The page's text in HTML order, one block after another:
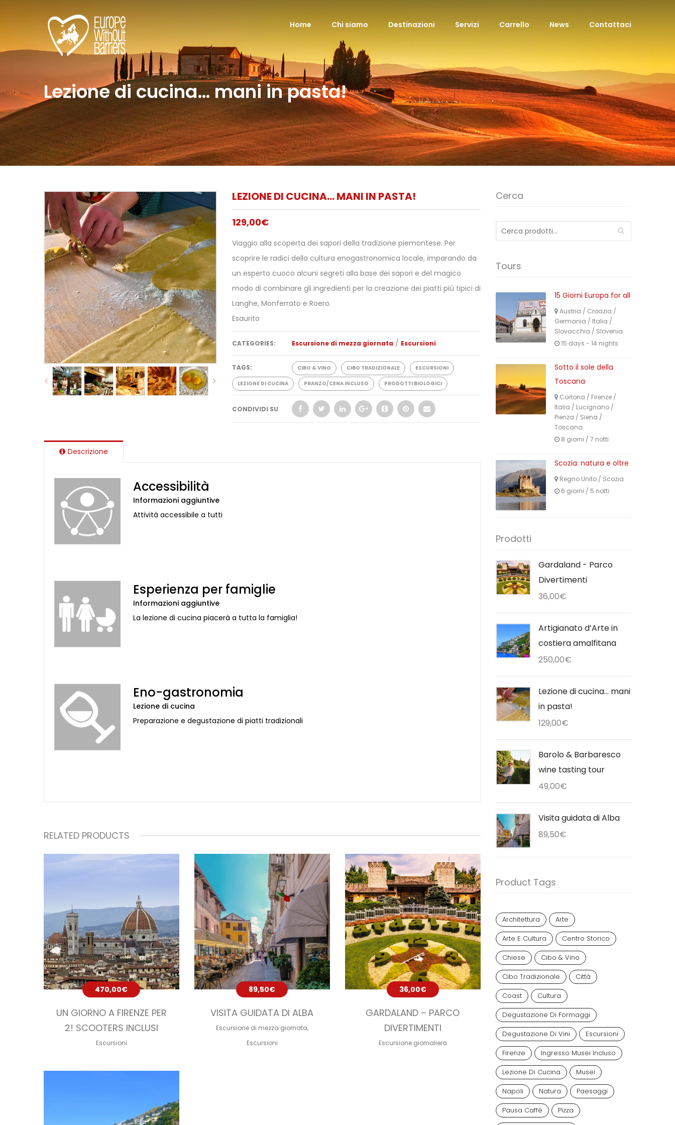
Home Chi siamo Destinazioni Servizi Carrello News Contattaci
Lezione di cucina… mani in pasta!
LEZIONE DI CUCINA… MANI IN PASTA!
129,00€
Viaggio alla scoperta dei sapori della tradizione piemontese. Per
scoprire le radici della cultura enogastronomica locale, imparando da
un esperto cuoco alcuni segreti alla base dei sapori e del magico
modo di combinare gli ingredienti per la creazione dei piatti più tipici di
Langhe, Monferrato e Roero.
Esaurito
CATEGORIES: Escursione di mezza giornata / Escursioni
TAGS: CIBO & VINO CIBO TRADIZIONALE ESCURSIONI
LEZIONE DI CUCINA PRANZO/CENA INCLUSO PRODOTTI BIOLOGICI
CONDIVIDI SU
Descrizione
Accessibilità
Informazioni aggiuntive
Attività accessibile a tutti
Esperienza per famiglie
Informazioni aggiuntive
La lezione di cucina piacerà a tutta la famiglia!
Eno-gastronomia
Lezione di cucina
Preparazione e degustazione di piatti tradizionali
RELATED PRODUCTS
470,00€
UN GIORNO A FIRENZE PER
2! SCOOTERS INCLUSI
Escursioni
89,50€
VISITA GUIDATA DI ALBA
Escursione di mezza giornata,
Escursioni
36,00€
GARDALAND – PARCO
DIVERTIMENTI
Escursione giornaliera
Cerca
Cerca:
Tours
15 Giorni Europa for all
Austria / Croazia /
Germania / Italia /
Slovacchia / Slovenia
15 days - 14 nights
Sotto il sole della
Toscana
Cortona / Firenze /
Italia / Lucignano /
Pienza / Siena /
Toscana
8 giorni / 7 notti
Scozia: natura e oltre
Regno Unito / Scozia
6 giorni / 5 notti
Prodotti
Gardaland - Parco
Divertimenti
36,00€
Artigianato d’Arte in
costiera amalfitana
250,00€
Lezione di cucina... mani
in pasta!
129,00€
Barolo & Barbaresco
wine tasting tour
49,00€
Visita guidata di Alba
89,50€
Product Tags
Architettura
Arte
Arte E Cultura
Centro Storico
Chiese
Cibo & Vino
Cibo Tradizionale
Città
Coast
Cultura
Degustazione Di Formaggi
Degustazione Di Vini
Escursioni
Firenze
Ingresso Musei Incluso
Lezione Di Cucina
Musei
Napoli
Natura
Paesaggi
Pausa Caffé
Pizza